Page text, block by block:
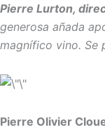
Pierre Lurton,
generosa añada
magnífico vino. Se
Pierre Olivier